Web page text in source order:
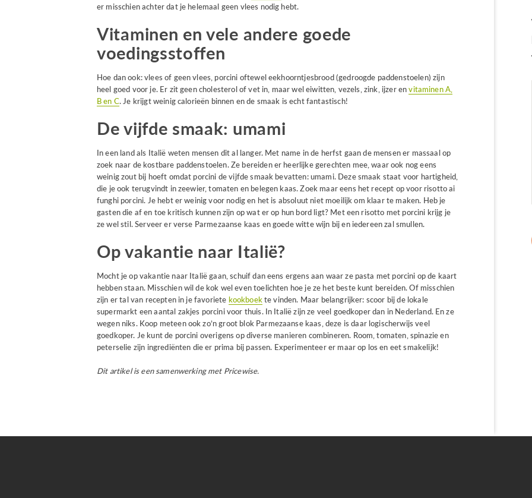
er misschien achter dat je helemaal geen vlees nodig hebt.
Vitaminen en vele andere goede
voedingsstoffen
Hoe dan ook: vlees of geen vlees, porcini oftewel eekhoorntjesbrood (gedroogde paddenstoelen) zijn
heel goed voor je. Er zit geen cholesterol of vet in, maar wel eiwitten, vezels, zink, ijzer envitaminenA,
B en C. Je krijgt weinig calorieën binnen en de smaak is echt fantastisch!
De vijfde smaak: umami
In een land als Italië weten mensen dit al langer. Met name in de herfst gaan de mensen er massaal op
zoek naar de kostbare paddenstoelen. Ze bereiden er heerlijke gerechten mee, waar ook nog eens
weinig zout bij hoeft omdat porcini de vijfde smaak bevatten: umami. Deze smaak staat voor hartigheid,
die je ook terugvindt in zeewier, tomaten en belegen kaas. Zoek maar eens het recept op voor risotto ai
funghi porcini. Je hebt er weinig voor nodig en het is absoluut niet moeilijk om klaar te maken. Heb je
gasten die af en toe kritisch kunnen zijn op wat er op hun bord ligt? Met een risotto met porcini krijg je
ze wel stil. Serveer er verse Parmezaanse kaas en goede witte wijn bij en iedereen zal smullen.
Op vakantie naar Italië?
Mocht je op vakantie naar Italië gaan, schuif dan eens ergens aan waar ze pasta met porcini op de kaart
hebben staan. Misschien wil de kok wel even toelichten hoe je ze het beste kunt bereiden. Of misschien
zijn er tal van recepten in je favoriete kookboekte vinden. Maar belangrijker: scoor bij de lokale
supermarkt een aantal zakjes porcini voor thuis. In Italië zijn ze veel goedkoper dan in Nederland. En ze
wegen niks. Koop meteen ook zo’n groot blok Parmezaanse kaas, deze is daar logischerwijs veel
goedkoper. Je kunt de porcini overigens op diverse manieren combineren. Room, tomaten, spinazie en
peterselie zijn ingrediënten die er prima bij passen. Experimenteer er maar op los en eet smakelijk!
Dit artikel is een samenwerking met Pricewise.